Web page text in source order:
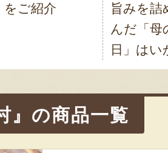
をご紹介
旨みを詰
んだ「母
日」は
』の商品一覧